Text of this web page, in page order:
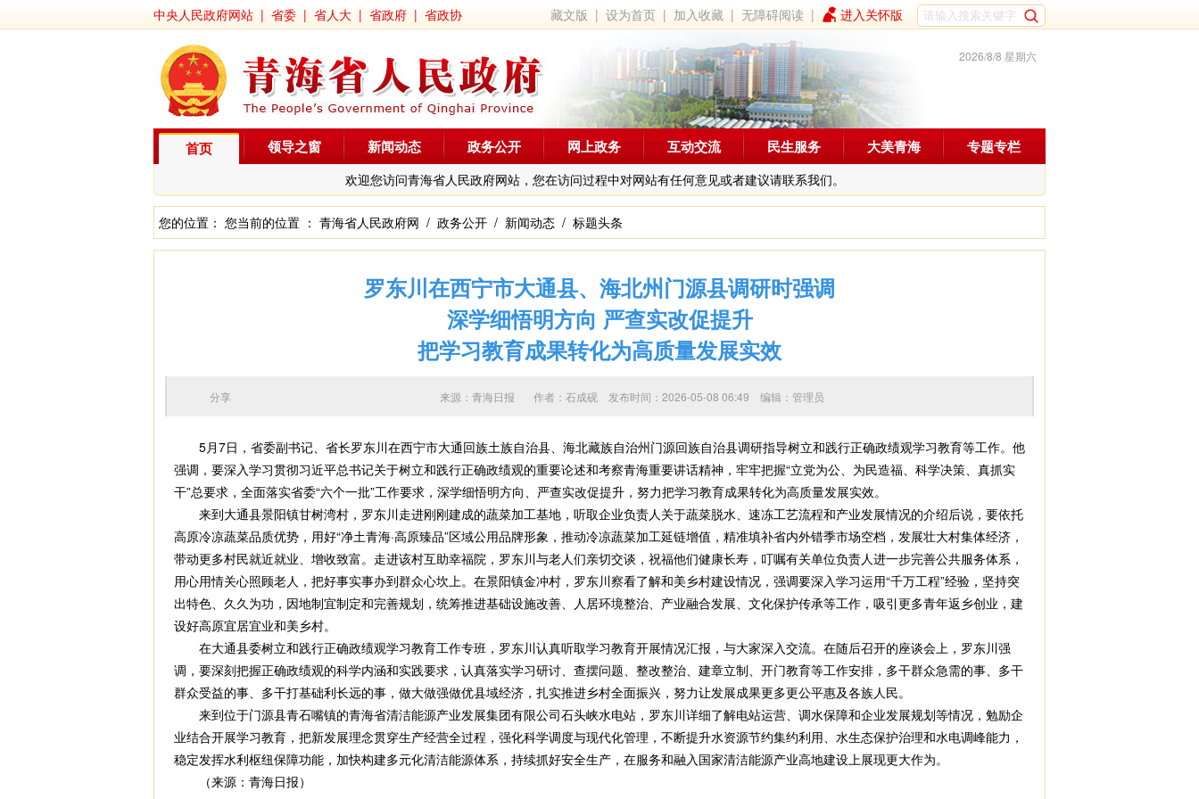
中央人民政府网站 | 省委 | 省人大 | 省政府 | 省政协 藏文版 |设为首页 | 加入收藏 |无障碍阅读 | 进入关怀版
2026/8/8 星期六
首页
欢迎您访问青海省人民政府网站，您在访问过程中对网站有任何意见或者建议请联系我们。
领导之窗 新闻动态 政务公开 网上政务 互动交流 民生服务 大美青海 专题专栏
您的位置： 您当前的位置 ： 青海省人民政府网 / 政务公开 / 新闻动态 / 标题头条
罗东川在西宁市大通县、海北州门源县调研时强调
深学细悟明方向 严查实改促提升
把学习教育成果转化为高质量发展实效
来源：青海日报 作者： 石成砚 发布时间：2026-05-08 06:49 编辑：管理员
分享
5月7日，省委副书记、省长罗东川在西宁市大通回族土族自治县、海北藏族自治州门源回族自治县调研指导树立和践行正确政绩观学习教育等工作。他
强调，要深入学习贯彻习近平总书记关于树立和践行正确政绩观的重要论述和考察青海重要讲话精神，牢牢把握“立党为公、为民造福、科学决策、真抓实
干”总要求，全面落实省委“六个一批”工作要求，深学细悟明方向、严查实改促提升，努力把学习教育成果转化为高质量发展实效。
来到大通县景阳镇甘树湾村，罗东川走进刚刚建成的蔬菜加工基地，听取企业负责人关于蔬菜脱水、速冻工艺流程和产业发展情况的介绍后说，要依托
高原冷凉蔬菜品质优势，用好“净土青海·高原臻品”区域公用品牌形象，推动冷凉蔬菜加工延链增值，精准填补省内外错季市场空档，发展壮大村集体经济，
带动更多村民就近就业、增收致富。走进该村互助幸福院，罗东川与老人们亲切交谈，祝福他们健康长寿，叮嘱有关单位负责人进一步完善公共服务体系，
用心用情关心照顾老人，把好事实事办到群众心坎上。在景阳镇金冲村，罗东川察看了解和美乡村建设情况，强调要深入学习运用“千万工程”经验，坚持突
出特色、久久为功，因地制宜制定和完善规划，统筹推进基础设施改善、人居环境整治、产业融合发展、文化保护传承等工作，吸引更多青年返乡创业，建
设好高原宜居宜业和美乡村。
在大通县委树立和践行正确政绩观学习教育工作专班，罗东川认真听取学习教育开展情况汇报，与大家深入交流。在随后召开的座谈会上，罗东川强
调，要深刻把握正确政绩观的科学内涵和实践要求，认真落实学习研讨、查摆问题、整改整治、建章立制、开门教育等工作安排，多干群众急需的事、多干
群众受益的事、多干打基础利长远的事，做大做强做优县域经济，扎实推进乡村全面振兴，努力让发展成果更多更公平惠及各族人民。
来到位于门源县青石嘴镇的青海省清洁能源产业发展集团有限公司石头峡水电站，罗东川详细了解电站运营、调水保障和企业发展规划等情况，勉励企
业结合开展学习教育，把新发展理念贯穿生产经营全过程，强化科学调度与现代化管理，不断提升水资源节约集约利用、水生态保护治理和水电调峰能力，
稳定发挥水利枢纽保障功能，加快构建多元化清洁能源体系，持续抓好安全生产，在服务和融入国家清洁能源产业高地建设上展现更大作为。
（来源：青海日报）